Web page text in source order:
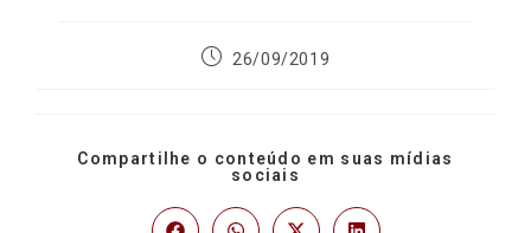
26/09/2019
Compartilhe o conteúdo em suas mídias
sociais